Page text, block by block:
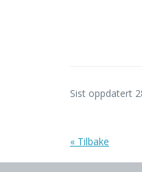
Sist oppdatert
« Tilbake